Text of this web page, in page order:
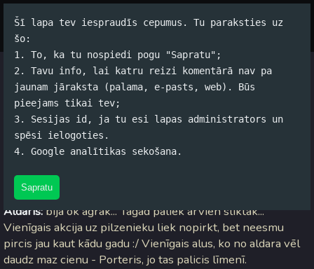
Šī lapa tev iespraudīs cepumus. Tu paraksties uz
šo:
1. To, ka tu nospiedi pogu "Sapratu";
2. Tavu info, lai katru reizi komentārā nav pa
jaunam jāraksta (palama, e-pasts, web). Būs
pieejams tikai tev;
3. Sesijas id, ja tu esi lapas administrators un
spēsi ielogoties.
4. Google analītikas sekošana.
Sapratu
Par alu...
Jānis Rubļevskis (koko) / 13.03.2005. 22:33 /#Spams/
komentāri
tumšo, nekā gaišo. Tad nu neliels rezumē par aliem.
Aldaris: bija ok agrāk... Tagad paliek arvien sliktāk...
Vienīgais akcija uz pilzenieku liek nopirkt, bet neesmu
pircis jau kaut kādu gadu :/ Vienīgais alus, ko no aldara vēl
daudz maz cienu - Porteris, jo tas palicis līmenī.